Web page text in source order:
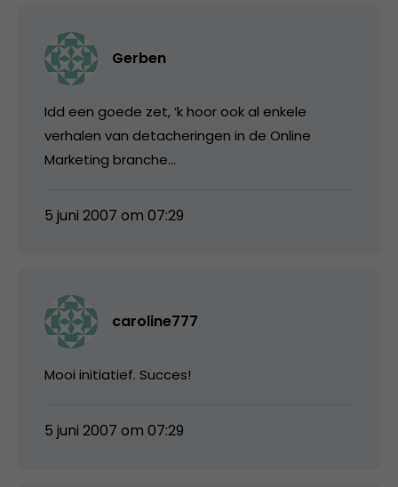
Gerben
Idd een goede zet, ‘k hoor ook al enkele
verhalen van detacheringen in de Online
Marketing branche…
5 juni 2007 om 07:29
caroline777
Mooi initiatief. Succes!
5 juni 2007 om 07:29